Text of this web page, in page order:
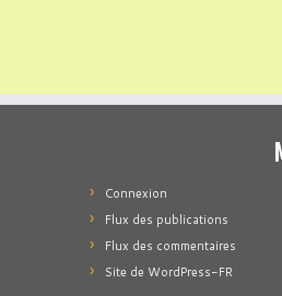
Connexion
Flux des publications
Flux des commentaires
Site de WordPress-FR